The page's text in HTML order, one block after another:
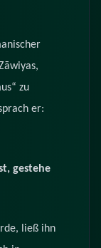
zu
er:
gestehe
ließ ihn